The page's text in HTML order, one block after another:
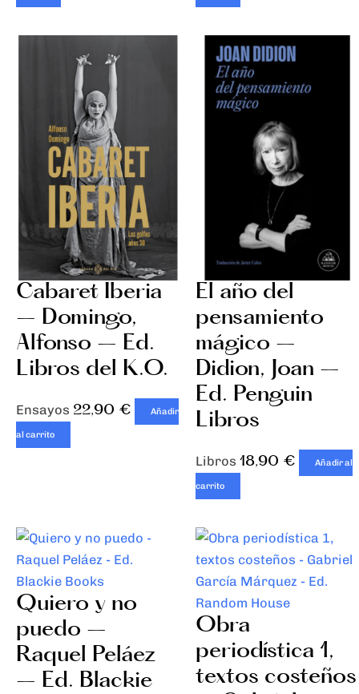
Cabaret Iberia
– Domingo,
Alfonso – Ed.
Libros del K.O.
Ensayos 22,90 € Añadir
al carrito
El año del
pensamiento
mágico –
Didion, Joan –
Ed. Penguin
Libros
Libros 18,90 € Añadir al
carrito
Quiero y no
puedo –
Raquel Peláez
– Ed. Blackie
Obra
periodística 1,
textos costeños